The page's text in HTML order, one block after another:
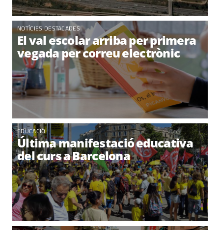
NOTÍCIES DESTACADES
El val escolar arriba per primera
vegada per correu electrònic
EDUCACIÓ
Última manifestació educativa
del curs a Barcelona